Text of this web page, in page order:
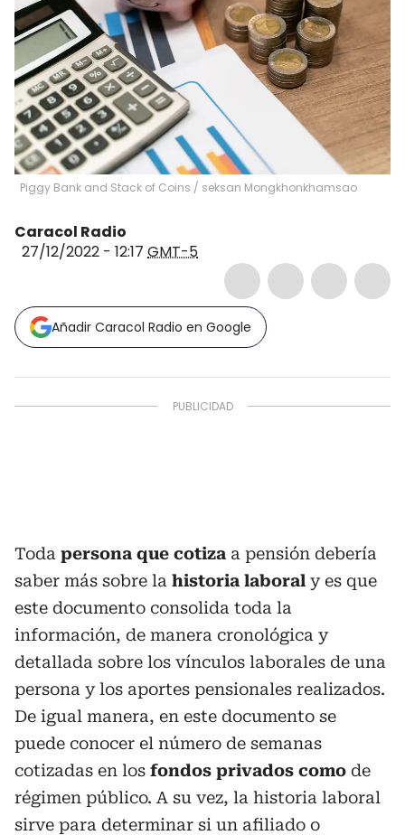
Piggy Bank and Stack of Coins / seksan Mongkhonkhamsao
Caracol Radio
27/12/2022 - 12:17 GMT-5
Añadir Caracol Radio en Google
Toda persona que cotiza a pensión debería
saber más sobre la historia laboral y es que
este documento consolida toda la
información, de manera cronológica y
detallada sobre los vínculos laborales de una
persona y los aportes pensionales realizados.
De igual manera, en este documento se
puede conocer el número de semanas
cotizadas en los fondos privados como de
régimen público. A su vez, la historia laboral
sirve para determinar si un afiliado o